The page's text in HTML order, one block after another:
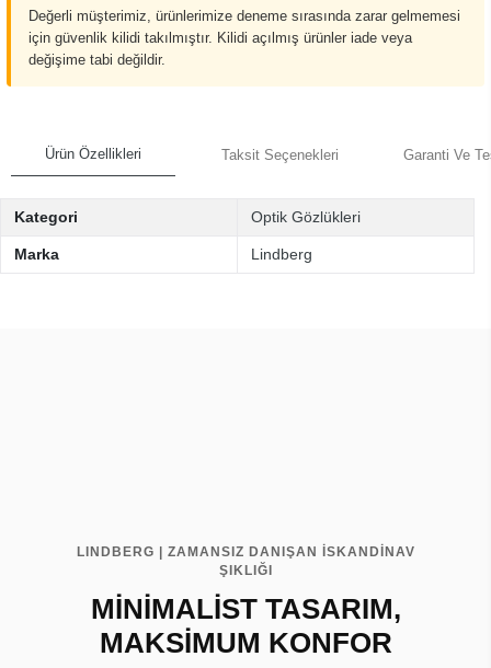
Değerli müşterimiz, ürünlerimize deneme sırasında zarar gelmemesi
için güvenlik kilidi takılmıştır. Kilidi açılmış ürünler iade veya
değişime tabi değildir.
Ürün Özellikleri Taksit Seçenekleri Garanti Ve
Kategori Optik Gözlükleri
Marka Lindberg
LINDBERG | ZAMANSIZ DANIŞAN İSKANDİNAV
ŞIKLIĞI
MİNİMALİST TASARIM,
MAKSİMUM KONFOR